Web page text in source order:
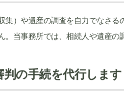
集）や遺産の調査を自力でなさる
。当事務所では、相続人や遺産の
判の手続を代行します